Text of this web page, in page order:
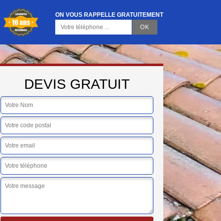
ON VOUS RAPPELLE GRATUITEMENT
DEVIS GRATUIT